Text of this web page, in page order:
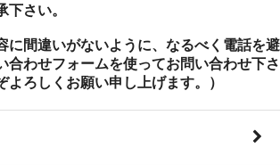
下さい。
に間違いがないように、なるべく電話を避
合わせフォームを使ってお問い合わせ下さ
よろしくお願い申し上げます。）